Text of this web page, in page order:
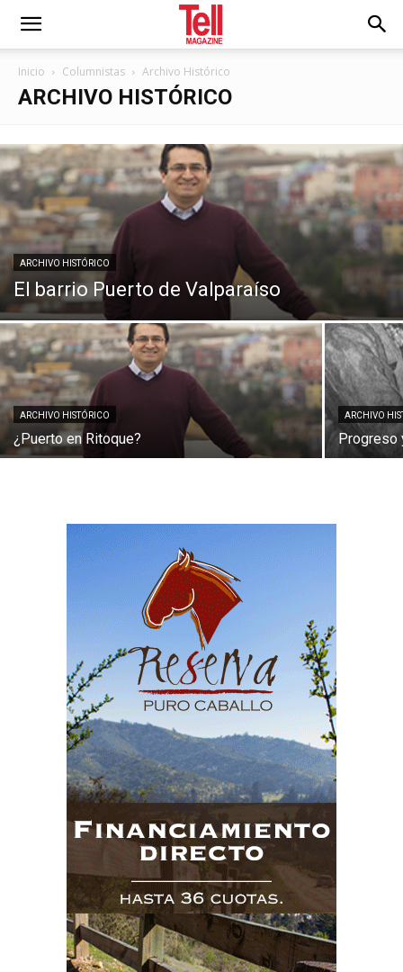
Inicio Columnistas Archivo Histórico
ARCHIVO HISTÓRICO
ARCHIVO HISTÓRICO
El barrio Puerto de Valparaíso
ARCHIVO HISTÓRICO
¿Puerto en Ritoque?
ARCHIVO
Progreso